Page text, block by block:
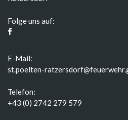
Folge uns auf:
E-Mail:
st.poelten-
Telefon:
+43 (0) 2742 279 579